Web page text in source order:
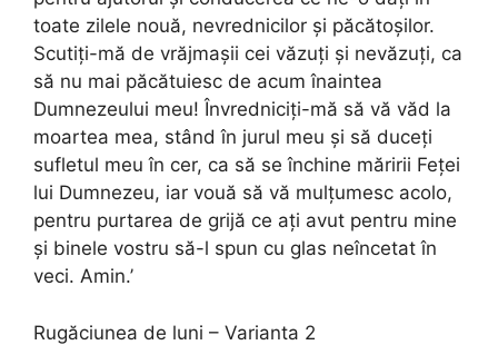
toate zilele nouă, nevrednicilor şi păcătoşilor.
Scutiţi-mă de vrăjmaşii cei văzuţi şi nevăzuţi, ca
să nu mai păcătuiesc de acum înaintea
Dumnezeului meu! Învredniciţi-mă să vă văd la
moartea mea, stând în jurul meu şi să duceţi
sufletul meu în cer, ca să se închine măririi Feţei
lui Dumnezeu, iar vouă să vă mulţumesc acolo,
pentru purtarea de grijă ce aţi avut pentru mine
şi binele vostru să-l spun cu glas neîncetat în
veci. Amin.’
Rugăciunea de luni – Varianta 2